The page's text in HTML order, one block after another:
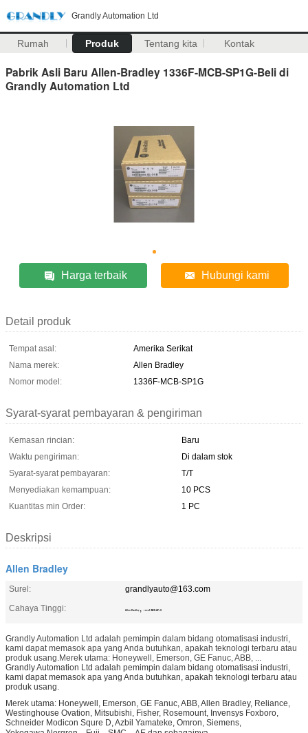
Grandly Automation Ltd
Rumah Produk Tentang kita Kontak
Pabrik Asli Baru Allen-Bradley 1336F-MCB-SP1G-Beli di
Grandly Automation Ltd
Harga terbaik Hubungi kami
Detail produk
Tempat asal:
Amerika Serikat
Nama merek:
Allen Bradley
Nomor model:
1336F-MCB-SP1G
Syarat-syarat pembayaran & pengiriman
Kemasan rincian:
Baru
Waktu pengiriman:
Di dalam stok
Syarat-syarat pembayaran:
T/T
Menyediakan kemampuan:
10 PCS
Kuantitas min Order:
1 PC
Deskripsi
Allen Bradley
Surel:
grandlyauto@163.com
Cahaya Tinggi:
Allen Bradley , 1336F-MCB-SP1G
Grandly Automation Ltd adalah pemimpin dalam bidang otomatisasi industri,
kami dapat memasok apa yang Anda butuhkan, apakah teknologi terbaru atau
produk usang.Merek utama: Honeywell, Emerson, GE Fanuc, ABB, ...
Grandly Automation Ltd adalah pemimpin dalam bidang otomatisasi industri,
kami dapat memasok apa yang Anda butuhkan, apakah teknologi terbaru atau
produk usang.
Merek utama: Honeywell, Emerson, GE Fanuc, ABB, Allen Bradley, Reliance,
Westinghouse Ovation, Mitsubishi, Fisher, Rosemount, Invensys Foxboro,
Schneider Modicon Squre D, Azbil Yamateke, Omron, Siemens,